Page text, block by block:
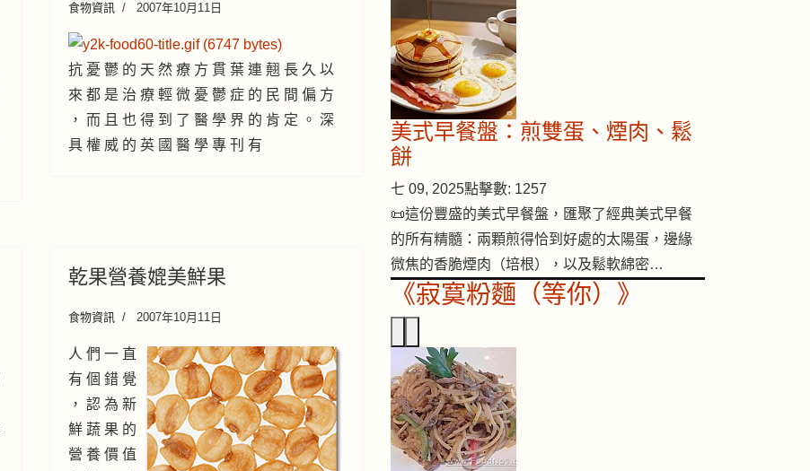
食物資訊 2007年10月11日
抗 憂 鬱 的 天 然 療 方 貫 葉 連 翹 長 久 以
來 都 是 治 療 輕 微 憂 鬱 症 的 民 間 偏 方
， 而 且 也 得 到 了 醫 學 界 的 肯 定 。 深
具 權 威 的 英 國 醫 學 專 刊 有
乾果營養媲美鮮果
食物資訊 2007年10月11日
人 們 一 直
有 個 錯 覺
， 認 為 新
鮮 蔬 果 的
營 養 價 值
美式早餐盤：煎雙蛋、煙肉、鬆
餅
七 09, 2025點擊數: 1257
📜這份豐盛的美式早餐盤，匯聚了經典美式早餐
的所有精髓：兩顆煎得恰到好處的太陽蛋，邊緣
微焦的香脆煙肉（培根），以及鬆軟綿密…
《寂寞粉麵（等你）》